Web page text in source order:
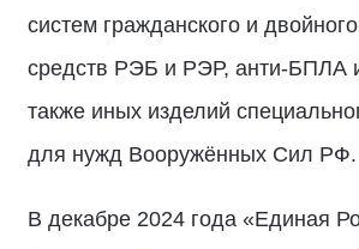
систем гражданского и
средств РЭБ и РЭР, анти-БПЛА
также иных изделий
для нужд Вооружённых Сил РФ.
В декабре 2024 года «Единая